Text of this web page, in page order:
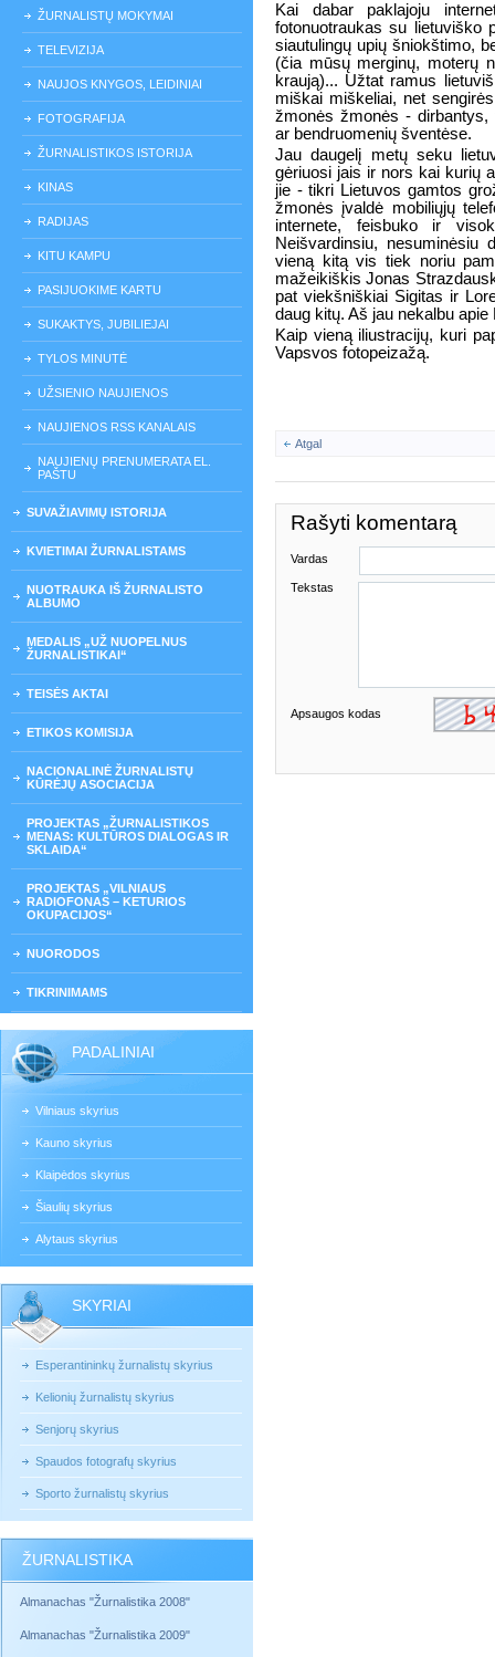
ŽURNALISTŲ MOKYMAI
TELEVIZIJA
NAUJOS KNYGOS, LEIDINIAI
FOTOGRAFIJA
ŽURNALISTIKOS ISTORIJA
KINAS
RADIJAS
KITU KAMPU
PASIJUOKIME KARTU
SUKAKTYS, JUBILIEJAI
TYLOS MINUTĖ
UŽSIENIO NAUJIENOS
NAUJIENOS RSS KANALAIS
NAUJIENŲ PRENUMERATA EL.
PAŠTU
SUVAŽIAVIMŲ ISTORIJA
KVIETIMAI ŽURNALISTAMS
NUOTRAUKA IŠ ŽURNALISTO
ALBUMO
MEDALIS „UŽ NUOPELNUS
ŽURNALISTIKAI“
TEISĖS AKTAI
ETIKOS KOMISIJA
NACIONALINĖ ŽURNALISTŲ
KŪRĖJŲ ASOCIACIJA
PROJEKTAS „ŽURNALISTIKOS
MENAS: KULTŪROS DIALOGAS IR
SKLAIDA“
PROJEKTAS „VILNIAUS
RADIOFONAS – KETURIOS
OKUPACIJOS“
NUORODOS
TIKRINIMAMS
PADALINIAI
Vilniaus skyrius
Kauno skyrius
Klaipėdos skyrius
Šiaulių skyrius
Alytaus skyrius
SKYRIAI
Esperantininkų žurnalistų skyrius
Kelionių žurnalistų skyrius
Senjorų skyrius
Spaudos fotografų skyrius
Sporto žurnalistų skyrius
ŽURNALISTIKA
Almanachas "Žurnalistika 2008"
Almanachas "Žurnalistika 2009"
Kai dabar paklajoju
fotonuotraukas su lietuviško
siautulingų upių šniokštimo,
(čia mūsų merginų, moterų
kraują)... Užtat ramus
miškai miškeliai, net
žmonės žmonės - dirbantys,
ar bendruomenių šventėse.
Jau daugelį metų seku
gėriuosi jais ir nors kai kurių
jie - tikri Lietuvos gamtos
žmonės įvaldė mobiliųjų
internete, feisbuko ir
Neišvardinsiu, nesuminėsiu
vieną kitą vis tiek noriu
mažeikiškis Jonas
pat viekšniškiai Sigitas ir
daug kitų. Aš jau nekalbu
Kaip vieną iliustracijų, kuri
Vapsvos fotopeizažą.
Atgal
Rašyti komentarą
Vardas
Tekstas
Apsaugos kodas